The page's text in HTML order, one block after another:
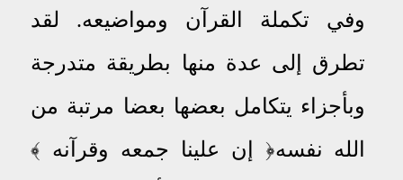
وفي تكملة القرآن ومواضيعه. لقد
تطرق إلى عدة منها بطريقة متدرجة
وبأجزاء يتكامل بعضها بعضا مرتبة من
الله نفسه﴿ إن علينا جمعه وقرآنه ﴾